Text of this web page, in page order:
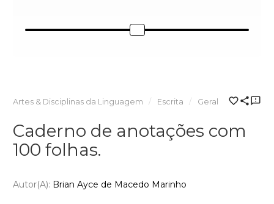
Artes & Disciplinas da Linguagem Escrita Geral
Caderno de anotações com
100 folhas.
Autor(a): Brian Ayce de Macedo Marinho